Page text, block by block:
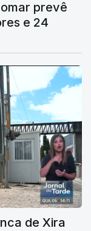
prevê
e 24
de Xira